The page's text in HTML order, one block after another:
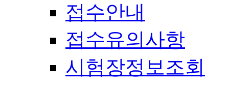
접수안내
접수유의사항
시험장정보조회